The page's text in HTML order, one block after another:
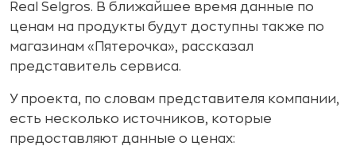
Real Selgros. В ближайшее время данные по
ценам на продукты будут доступны также по
магазинам «Пятерочка», рассказал
представитель сервиса.
У проекта, по словам представителя компании,
есть несколько источников, которые
предоставляют данные о ценах: